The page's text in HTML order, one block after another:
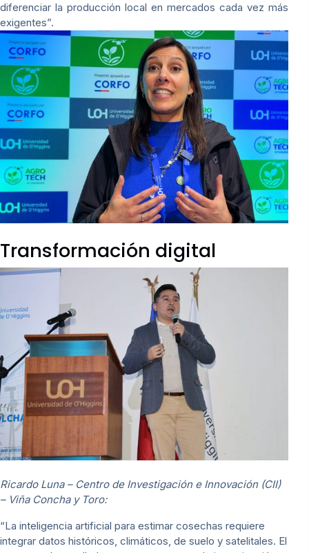
diferenciar la producción local en mercados cada vez más
exigentes”.
Transformación digital
Ricardo Luna – Centro de Investigación e Innovación (CII)
– Viña Concha y Toro:
“La inteligencia artificial para estimar cosechas requiere
integrar datos históricos, climáticos, de suelo y satelitales. El